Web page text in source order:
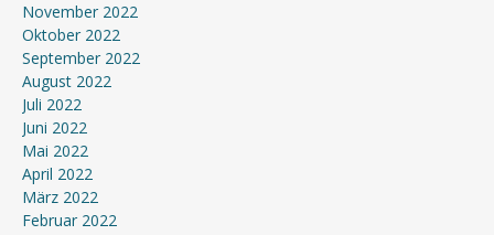
November 2022
Oktober 2022
September 2022
August 2022
Juli 2022
Juni 2022
Mai 2022
April 2022
März 2022
Februar 2022